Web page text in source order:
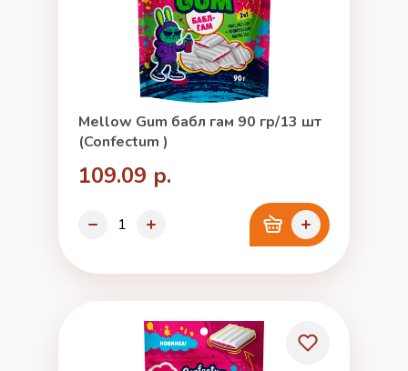
Mellow Gum бабл гам 90 гр/13 шт
(Confectum )
109.09 р.